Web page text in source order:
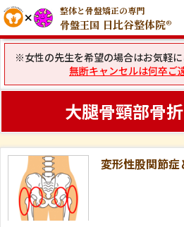
整体と骨盤矯正の専門
骨盤王国 日比谷整体院®
※女性の先生を希望の場合はお気軽
無断キャンセルは何卒ご
大腿骨頸部骨
変形性股関節症